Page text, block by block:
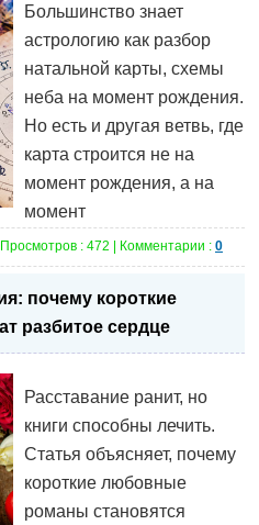
Большинство знает
астрологию как разбор
натальной карты, схемы
неба на момент рождения.
Но есть и другая ветвь, где
карта строится не на
момент рождения, а на
момент
: 472 | Комментарии : 0
почему короткие
разбитое сердце
Расставание ранит, но
книги способны лечить.
Статья объясняет, почему
короткие любовные
романы становятся